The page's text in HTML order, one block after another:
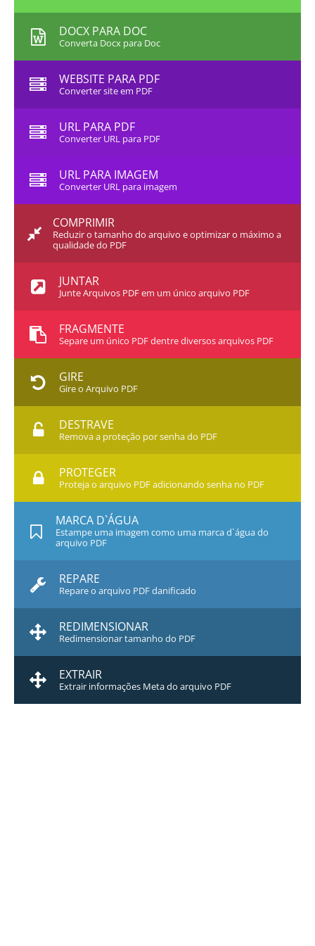
DOCX PARA DOC
Converta Docx para Doc
WEBSITE PARA PDF
Converter site em PDF
URL PARA PDF
Converter URL para PDF
URL PARA IMAGEM
Converter URL para imagem
COMPRIMIR
Reduzir o tamanho do arquivo e optimizar o máximo a
qualidade do PDF
JUNTAR
Junte Arquivos PDF em um único arquivo PDF
FRAGMENTE
Separe um único PDF dentre diversos arquivos PDF
GIRE
Gire o Arquivo PDF
DESTRAVE
Remova a proteção por senha do PDF
PROTEGER
Proteja o arquivo PDF adicionando senha no PDF
MARCA D`ÁGUA
Estampe uma imagem como uma marca d`água do
arquivo PDF
REPARE
Repare o arquivo PDF danificado
REDIMENSIONAR
Redimensionar tamanho do PDF
EXTRAIR
Extrair informações Meta do arquivo PDF